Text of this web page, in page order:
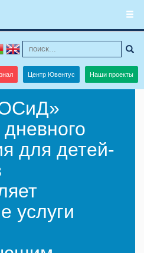
Центр Ювентус Наши проекты
для детей-
услуги